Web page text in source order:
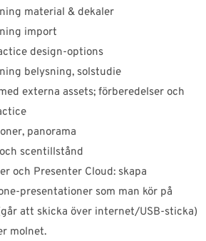
material & dekaler
import
design-options
belysning, solstudie
externa assets; förberedelser och
panorama
scentillstånd
och Presenter Cloud: skapa
presentationer som man kör på
att skicka över internet/USB-sticka)
molnet.